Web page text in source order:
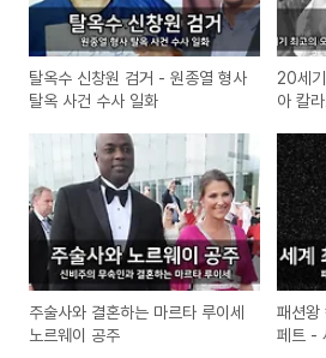
탈옥수 신창원 검거 - 원종열 형사
탈옥 사건 수사 일화​
20세
아 칼
주술사와 결혼하는 마르타 루이세
노르웨이 공주
패션왕
페트 -